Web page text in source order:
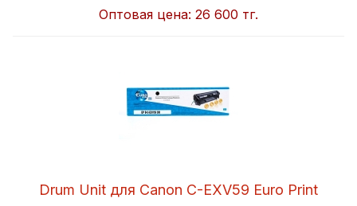
Оптовая цена: 26 600 тг.
Drum Unit для Canon C-EXV59 Euro Print